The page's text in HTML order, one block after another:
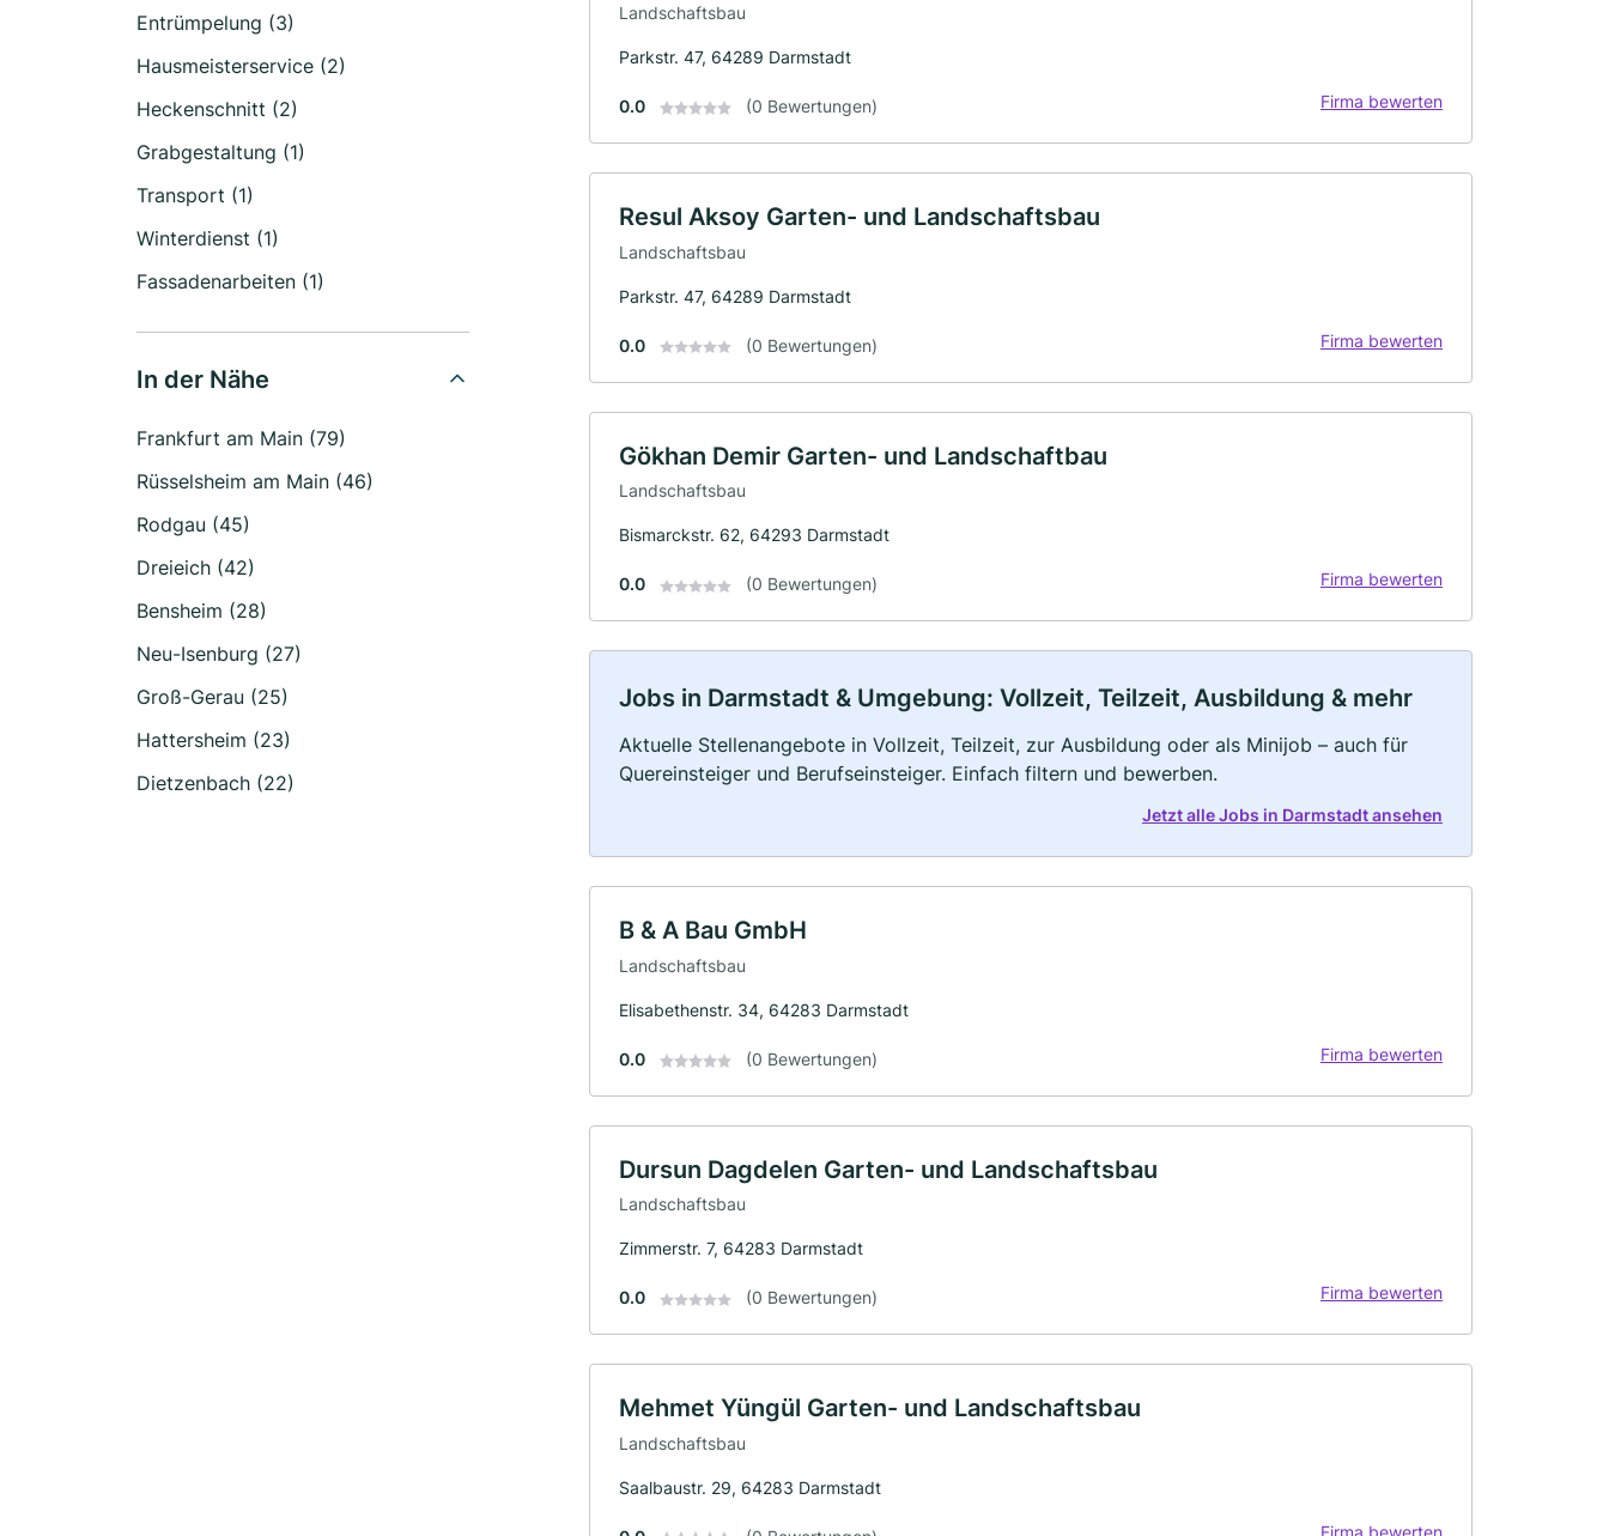
Entrümpelung (3)
Hausmeisterservice (2)
Heckenschnitt (2)
Grabgestaltung (1)
Transport (1)
Winterdienst (1)
Fassadenarbeiten (1)
In der Nähe
Frankfurt am Main (79)
Rüsselsheim am Main (46)
Rodgau (45)
Dreieich (42)
Bensheim (28)
Neu-Isenburg (27)
Groß-Gerau (25)
Hattersheim (23)
Dietzenbach (22)
Landschaftsbau
Parkstr. 47, 64289 Darmstadt
0.0 (0 Bewertungen) Firma bewerten
Resul Aksoy Garten- und Landschaftsbau
Landschaftsbau
Parkstr. 47, 64289 Darmstadt
0.0 (0 Bewertungen) Firma bewerten
Gökhan Demir Garten- und Landschaftbau
Landschaftsbau
Bismarckstr. 62, 64293 Darmstadt
0.0 (0 Bewertungen) Firma bewerten
Jobs in Darmstadt & Umgebung: Vollzeit, Teilzeit, Ausbildung & mehr
Aktuelle Stellenangebote in Vollzeit, Teilzeit, zur Ausbildung oder als Minijob – auch für
Quereinsteiger und Berufseinsteiger. Einfach filtern und bewerben.
Jetzt alle Jobs in Darmstadt ansehen
B & A Bau GmbH
Landschaftsbau
Elisabethenstr. 34, 64283 Darmstadt
0.0 (0 Bewertungen) Firma bewerten
Dursun Dagdelen Garten- und Landschaftsbau
Landschaftsbau
Zimmerstr. 7, 64283 Darmstadt
0.0 (0 Bewertungen) Firma bewerten
Mehmet Yüngül Garten- und Landschaftsbau
Landschaftsbau
Saalbaustr. 29, 64283 Darmstadt
Firma bewerten